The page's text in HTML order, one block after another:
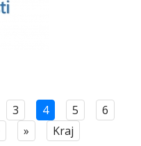
3 4 5
6
»
Kraj